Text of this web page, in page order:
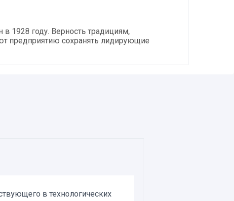
1928 году. Верность традициям,
предприятию сохранять лидирующие
в технологических